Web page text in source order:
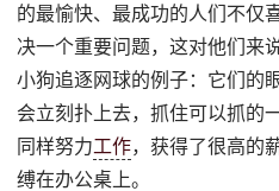
的最愉快、最成功的人们不仅
决一个重要问题，这对他们来
小狗追逐网球的例子：它们的
会立刻扑上去，抓住可以抓的
同样努力工作，获得了很高的
缚在办公桌上。